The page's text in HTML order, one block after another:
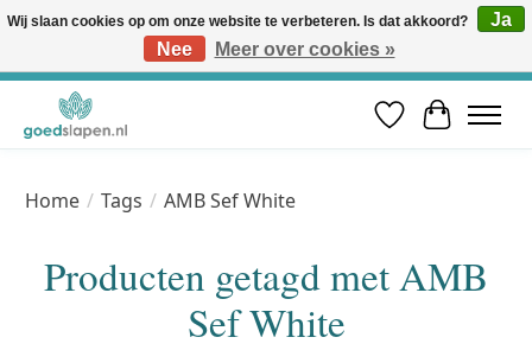
Vóór 12u besteld, volgende werkdag in huis* | Gratis verzending vanaf €50 | Professioneel slaapadvies
Verlanglijst
Home / Tags / AMB Sef White
Producten getagd met AMB
Sef White
Wij slaan cookies op om onze website te verbeteren. Is dat akkoord?
Ja
Nee
Meer over cookies »